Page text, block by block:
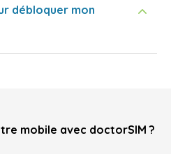
débloquer mon
mobile avec doctorSIM ?